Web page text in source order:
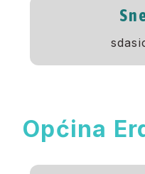
Općina